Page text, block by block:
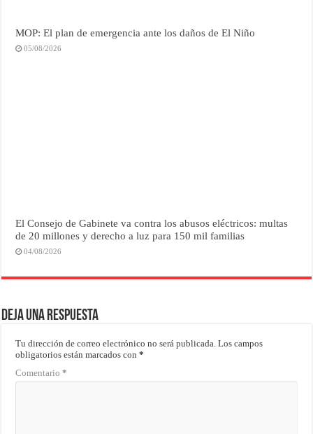
MOP: El plan de emergencia ante los daños de El Niño
05/08/2026
El Consejo de Gabinete va contra los abusos eléctricos: multas
de 20 millones y derecho a luz para 150 mil familias
04/08/2026
Deja una respuesta
Tu dirección de correo electrónico no será publicada. Los campos
obligatorios están marcados con*
Comentario*